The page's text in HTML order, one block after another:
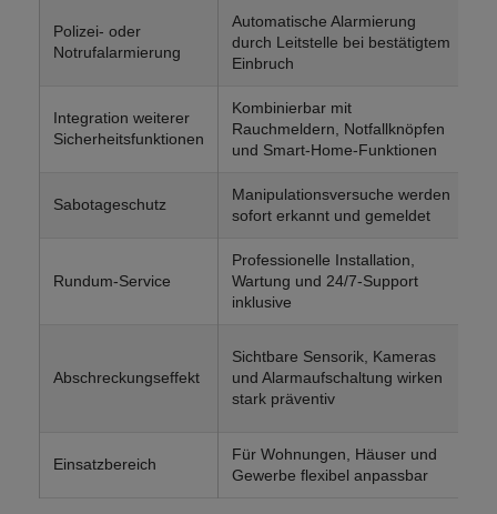
Polizei- oder
Notrufalarmierung
Automatische Alarmierung
durch Leitstelle bei bestätigtem
Einbruch
Integration weiterer
Sicherheitsfunktionen
Kombinierbar mit
Rauchmeldern, Notfallknöpfen
und Smart-Home-Funktionen
Sabotageschutz
Manipulationsversuche werden
sofort erkannt und gemeldet
Rundum-Service
Professionelle Installation,
Wartung und 24/7-Support
inklusive
Abschreckungseffekt
Sichtbare Sensorik, Kameras
und Alarmaufschaltung wirken
stark präventiv
Einsatzbereich
Für Wohnungen, Häuser und
Gewerbe flexibel anpassbar